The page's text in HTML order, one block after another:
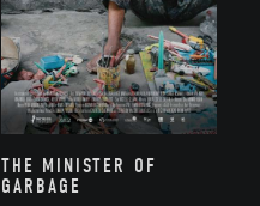
THE MINISTER OF
GARBAGE